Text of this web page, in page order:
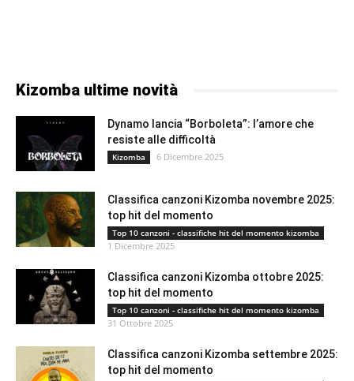
Kizomba ultime novità
Dynamo lancia “Borboleta”: l’amore che
resiste alle difficoltà
Kizomba 6 Dicembre 2025
Classifica canzoni Kizomba novembre 2025:
top hit del momento
Top 10 canzoni - classifiche hit del momento kizomba
1 Dicembre 2025
Classifica canzoni Kizomba ottobre 2025:
top hit del momento
Top 10 canzoni - classifiche hit del momento kizomba
31 Ottobre 2025
Classifica canzoni Kizomba settembre 2025:
top hit del momento